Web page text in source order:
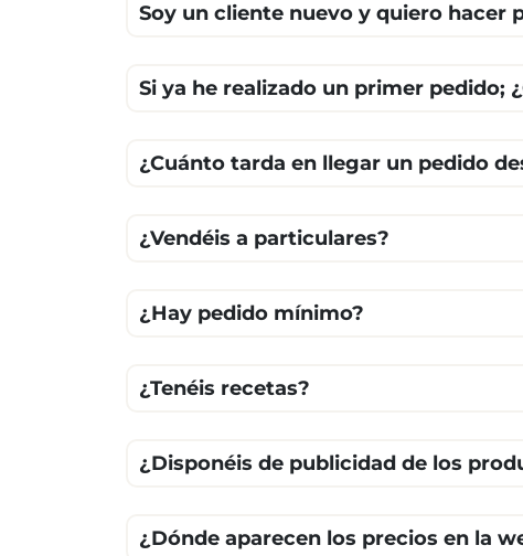
Soy un cliente nuevo y quiero hacer
Si ya he realizado un primer pedido;
¿Cuánto tarda en llegar un pedido
¿Vendéis a particulares?
¿Hay pedido mínimo?
¿Tenéis recetas?
¿Disponéis de publicidad de los
¿Dónde aparecen los precios en la